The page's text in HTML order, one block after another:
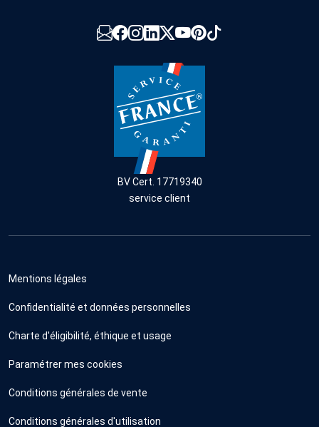
BV Cert. 17719340
service client
Mentions légales
Confidentialité et données personnelles
Charte d'éligibilité, éthique et usage
Paramétrer mes cookies
Conditions générales de vente
Conditions générales d'utilisation